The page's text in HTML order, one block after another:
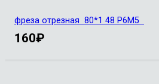
фреза отрезная 80*1 48 Р6М5
160₽